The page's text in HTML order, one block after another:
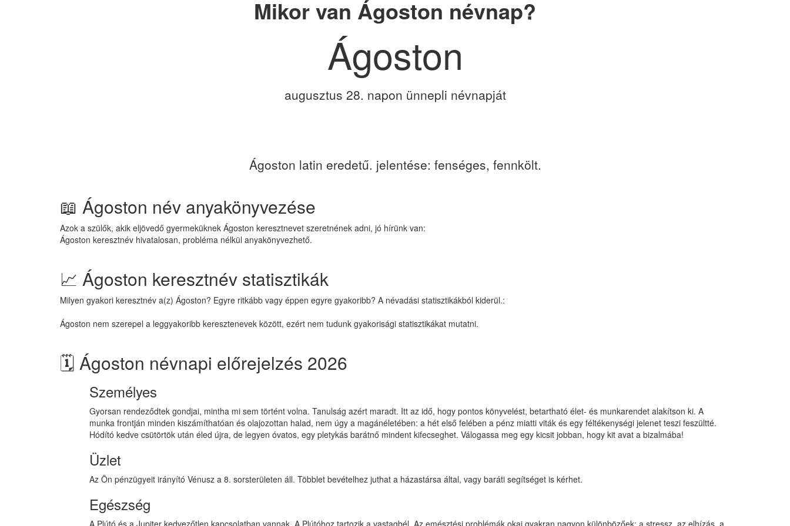
Mikor van Ágoston névnap?
Ágoston
augusztus 28. napon ünnepli névnapját
Ágoston latin eredetű. jelentése: fenséges, fennkölt.
📖 Ágoston név anyakönyvezése
Azok a szülők, akik eljövedő gyermeküknek Ágoston keresztnevet szeretnének adni, jó hírünk van:
Ágoston keresztnév hivatalosan, probléma nélkül anyakönyvezhető.
📈 Ágoston keresztnév statisztikák
Milyen gyakori keresztnév a(z) Ágoston? Egyre ritkább vagy éppen egyre gyakoribb? A névadási statisztikákból kiderül.:
Ágoston nem szerepel a leggyakoribb keresztenevek között, ezért nem tudunk gyakorisági statisztikákat mutatni.
🗓️ Ágoston névnapi előrejelzés 2026
Személyes
Gyorsan rendeződtek gondjai, mintha mi sem történt volna. Tanulság azért maradt. Itt az idő, hogy pontos könyvelést, betartható élet- és munkarendet alakítson ki. A
munka frontján minden kiszámíthatóan és olajozottan halad, nem úgy a magánéletében: a hét első felében a pénz miatti viták és egy féltékenységi jelenet teszi feszültté.
Hódító kedve csütörtök után éled újra, de legyen óvatos, egy pletykás barátnő mindent kifecseghet. Válogassa meg egy kicsit jobban, hogy kit avat a bizalmába!
Üzlet
Az Ön pénzügyeit irányító Vénusz a 8. sorsterületen áll. Többlet bevételhez juthat a házastársa által, vagy baráti segítséget is kérhet.
Egészség
A Plútó és a Jupiter kedvezőtlen kapcsolatban vannak. A Plútóhoz tartozik a vastagbél. Az emésztési problémák okai gyakran nagyon különbözőek: a stressz, az elhízás, a